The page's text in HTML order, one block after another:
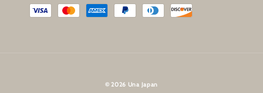
© 2026 Una Japan